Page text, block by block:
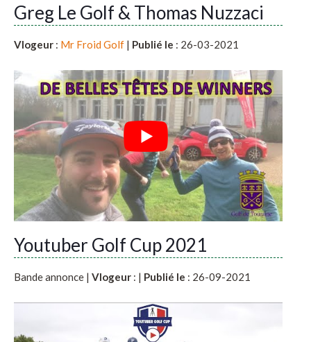
Greg Le Golf & Thomas Nuzzaci
Vlogeur : Mr Froid Golf | Publié le : 26-03-2021
Youtuber Golf Cup 2021
Bande annonce | Vlogeur : | Publié le : 26-09-2021